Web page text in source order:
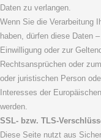
Daten zu verlangen.
Wenn Sie die Verarbeitung
haben, dürfen diese Daten
Einwilligung oder zur
Rechtsansprüchen oder
oder juristischen Person
Interesses der
werden.
SSL- bzw. TLS-
Diese Seite nutzt aus